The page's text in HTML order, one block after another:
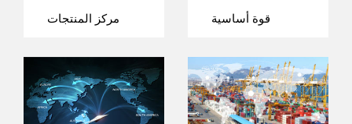
مركز المنتجات قوة أساسية